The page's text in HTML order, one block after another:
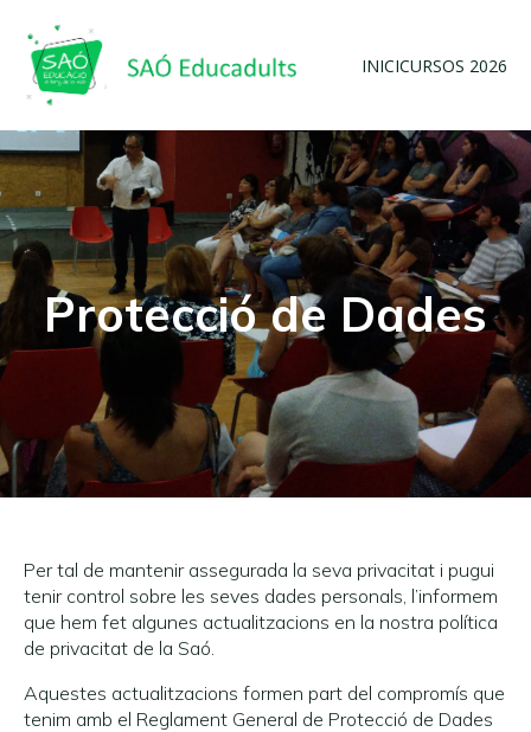
INICICURSOS 2026
Protecció de Dades
Per tal de mantenir assegurada la seva privacitat i pugui
tenir control sobre les seves dades personals, l’informem
que hem fet algunes actualitzacions en la nostra política
de privacitat de la Saó.
Aquestes actualitzacions formen part del compromís que
tenim amb el Reglament General de Protecció de Dades